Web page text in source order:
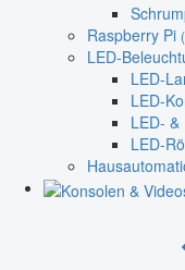
Raspberry Pi
LED-
LED-
LED-
LED- &
LED-